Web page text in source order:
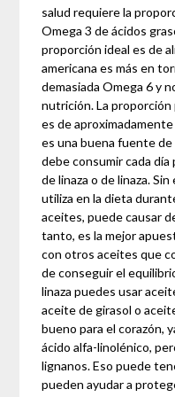
salud requiere la
Omega 3 de ácidos
proporción ideal es de
americana es más en
demasiada Omega 6 y
nutrición. La
es de
es una buena fuente
debe consumir cada
de linaza o de linaza.
utiliza en la dieta
aceites, puede causar
tanto, es la mejor
con otros aceites que
de conseguir el
linaza puedes usar
aceite de girasol o
bueno para el corazón,
ácido alfa-linolénico,
lignanos. Eso puede
pueden ayudar a